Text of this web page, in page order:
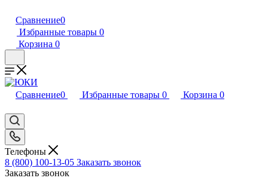
Сравнение0
Избранные товары 0
Корзина 0
Сравнение0 Избранные товары 0 Корзина 0
Телефоны
8 (800) 100-13-05 Заказать звонок
Заказать звонок